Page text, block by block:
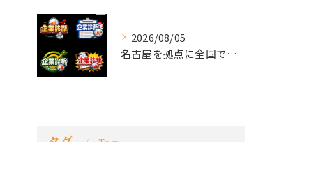
2026/08/05
名古屋を拠点に全国で活動する 経営コンサルタントの 毛利京申...
タグ Tags